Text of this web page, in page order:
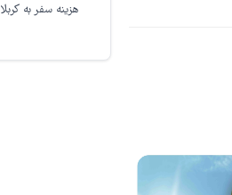
هزینه سفر به کربلا